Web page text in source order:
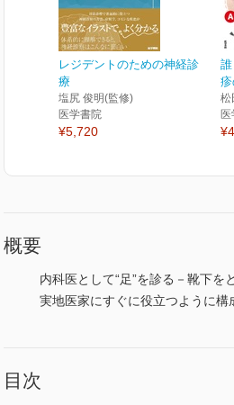
レジデントのための神経診
療
塩尻 俊明(監修)
医学書院
¥5,720
松
概要
内科医として“足”を診る－靴下
実地医家にすぐに役立つように
目次